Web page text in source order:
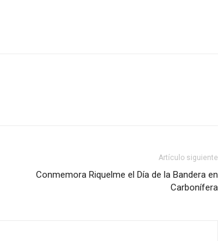
Artículo siguiente
Conmemora Riquelme el Día de la Bandera en
Carbonífera